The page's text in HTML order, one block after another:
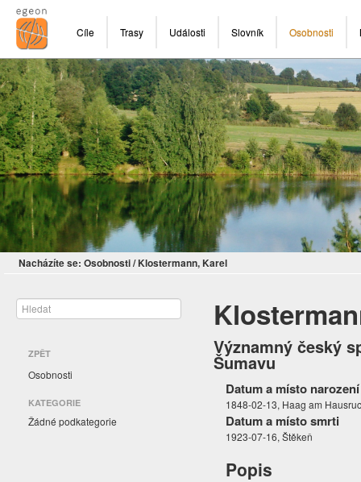
Cíle Trasy Události Slovník Osobnosti
Nacházíte se: Osobnosti/ Klostermann, Karel
ZPĚT
Osobnosti
KATEGORIE
Žádné podkategorie
Významný český
Šumavu
Datum a místo narození
1848-02-13, Haag am
Datum a místo smrti
1923-07-16, Štěkeň
Popis